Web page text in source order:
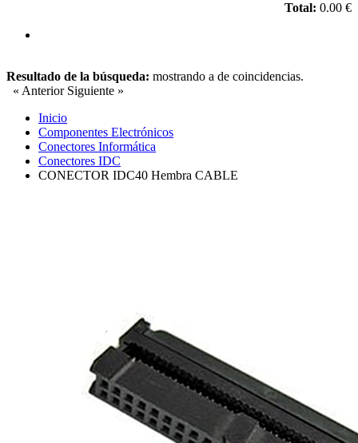
Total: 0.00 €
Resultado de la búsqueda: mostrando a de coincidencias.
« Anterior Siguiente »
Inicio
Componentes Electrónicos
Conectores Informática
Conectores IDC
CONECTOR IDC40 Hembra CABLE